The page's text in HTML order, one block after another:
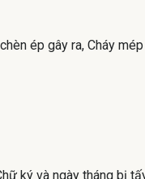
ép gây ra, Cháy
ký và ngày tháng bị